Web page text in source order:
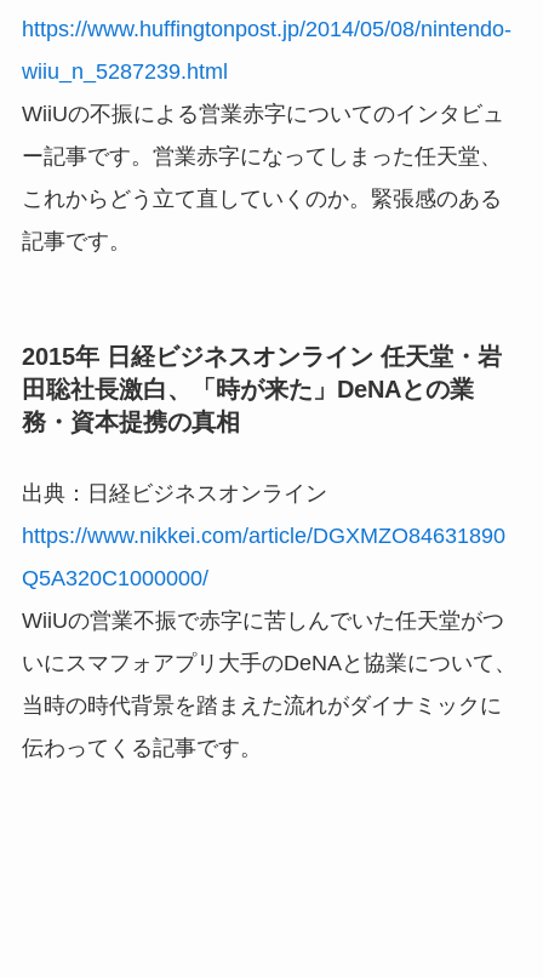
https://www.huffingtonpost.jp/2014/05/08/nintendo-
wiiu_n_5287239.html
WiiUの不振による営業赤字についてのインタビュ
ー記事です。営業赤字になってしまった任天堂、
これからどう立て直していくのか。緊張感のある
記事です。
2015年 日経ビジネスオンライン 任天堂・岩
田聡社長激白、「時が来た」DeNAとの業
務・資本提携の真相
出典：日経ビジネスオンライン
https://www.nikkei.com/article/DGXMZO84631890
Q5A320C1000000/
WiiUの営業不振で赤字に苦しんでいた任天堂がつ
いにスマフォアプリ大手のDeNAと協業について、
当時の時代背景を踏まえた流れがダイナミックに
伝わってくる記事です。